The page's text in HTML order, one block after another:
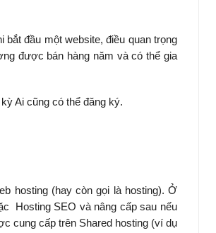
đầu một website, điều quan trọng
được bán hàng năm và có thể gia
Ai cũng có thể đăng ký.
hosting (hay còn gọi là hosting). Ở
Hosting SEO và nâng cấp sau nếu
cung cấp trên Shared hosting (ví dụ